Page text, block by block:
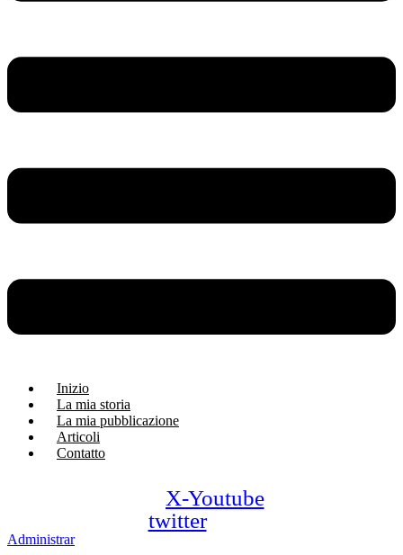
Inizio
La mia storia
La mia pubblicazione
Articoli
Contatto
X-
twitter
Youtube
Administrar